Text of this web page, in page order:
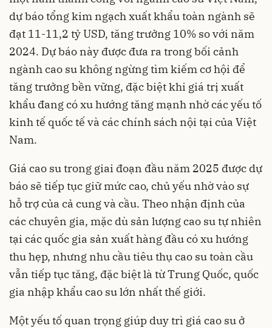
dự báo tổng kim ngạch xuất khẩu toàn ngành sẽ
đạt 11-11,2 tỷ USD, tăng trưởng 10% so với năm
2024. Dự báo này được đưa ra trong bối cảnh
ngành cao su không ngừng tìm kiếm cơ hội để
tăng trưởng bền vững, đặc biệt khi giá trị xuất
khẩu đang có xu hướng tăng mạnh nhờ các yếu tố
kinh tế quốc tế và các chính sách nội tại của Việt
Nam.
Giá cao su trong giai đoạn đầu năm 2025 được dự
báo sẽ tiếp tục giữ mức cao, chủ yếu nhờ vào sự
hỗ trợ của cả cung và cầu. Theo nhận định của
các chuyên gia, mặc dù sản lượng cao su tự nhiên
tại các quốc gia sản xuất hàng đầu có xu hướng
thu hẹp, nhưng nhu cầu tiêu thụ cao su toàn cầu
vẫn tiếp tục tăng, đặc biệt là từ Trung Quốc, quốc
gia nhập khẩu cao su lớn nhất thế giới.
Một yếu tố quan trọng giúp duy trì giá cao su ở